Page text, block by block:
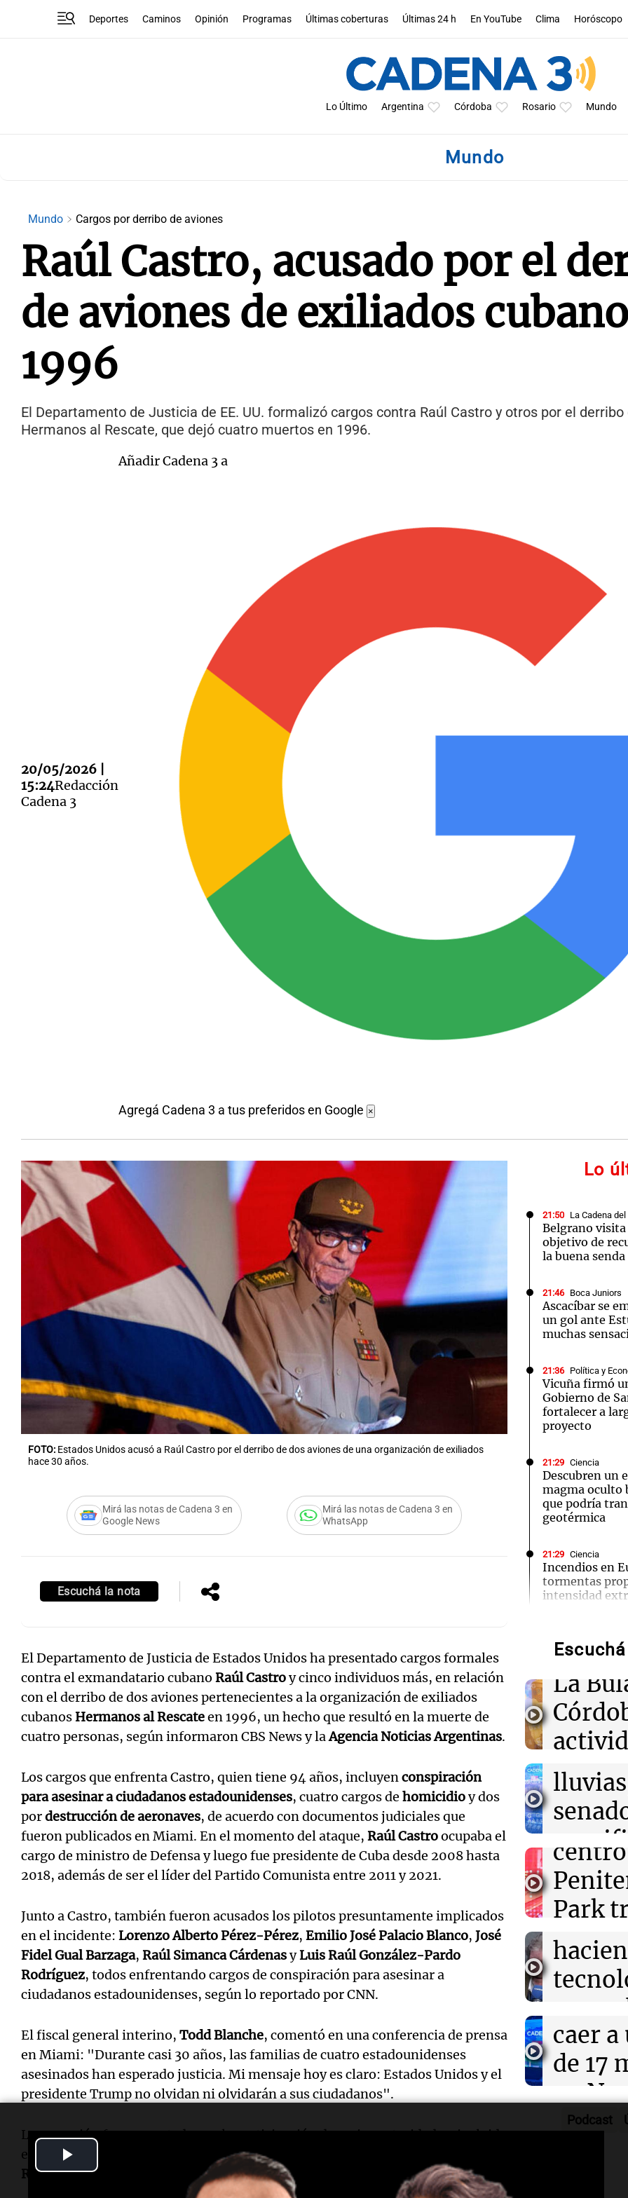
Deportes Caminos Opinión Programas Últimas coberturas Últimas 24 h En YouTube Clima Horóscopo
Lo Último Argentina Córdoba Rosario Mundo
Mundo
Mundo Cargos por derribo de aviones
Raúl Castro, acusado por el
de aviones de exiliados
1996
El Departamento de Justicia de EE. UU. formalizó cargos contra Raúl Castro y otros por el derribo
Hermanos al Rescate, que dejó cuatro muertos en 1996.
20/05/2026 |
15:24Redacción
Cadena 3
Añadir Cadena 3 a
Agregá Cadena 3 a tus preferidos en Google ×
FOTO: Estados Unidos acusó a Raúl Castro por el derribo de dos aviones de una organización de exiliados
hace 30 años.
Mirá las notas de Cadena 3 en
Google News
Mirá las notas de Cadena 3 en
WhatsApp
Escuchá la nota
El Departamento de Justicia de Estados Unidos ha presentado cargos formales
contra el exmandatario cubano Raúl Castroy cinco individuos más, en relación
con el derribo de dos aviones pertenecientes a la organización de exiliados
cubanosHermanos al Rescateen 1996, un hecho que resultó en la muerte de
cuatro personas, según informaron CBS News y laAgencia Noticias Argentinas.
Los cargos que enfrenta Castro, quien tiene 94 años, incluyenconspiración
para asesinar a ciudadanos estadounidenses, cuatro cargos de homicidioy dos
pordestrucción de aeronaves, de acuerdo con documentos judiciales que
fueron publicados en Miami. En el momento del ataque, Raúl Castroocupaba el
cargo de ministro de Defensa y luego fue presidente de Cuba desde 2008 hasta
2018, además de ser el líder del Partido Comunista entre 2011 y 2021.
Junto a Castro, también fueron acusados los pilotos presuntamente implicados
en el incidente: Lorenzo Alberto Pérez-Pérez, Emilio José Palacio Blanco, José
Fidel Gual Barzaga, Raúl Simanca CárdenasyLuis Raúl González-Pardo
Rodríguez, todos enfrentando cargos de conspiración para asesinar a
ciudadanos estadounidenses, según lo reportado por CNN.
El fiscal general interino, Todd Blanche, comentó en una conferencia de prensa
en Miami: "Durante casi 30 años, las familias de cuatro estadounidenses
asesinados han esperado justicia. Mi mensaje hoy es claro: Estados Unidos y el
presidente Trump no olvidan ni olvidarán a sus ciudadanos".
La acusación fue presentada con la participación de varias autoridades, incluido
el fiscal federal
Jason A. Reding Quiñones
Raia, la senadora Ashley Moody y el fiscal general de Florida, James Uthmeier
Lo
21:50 La Cadena del
Belgrano
objetivo de
la buena senda
21:46 Boca Juniors
Ascacíbar se
un gol ante
muchas
21:36 Política y
Vicuña firmó
Gobierno de
fortalecer a
proyecto
21:29 Ciencia
Descubren un
magma oculto
que podría
geotérmica
21:29 Ciencia
Incendios en
tormentas
intensidad
La
despedida de
21:02 Mundo
Hutíes
misil a buque
Adén
21:00 Política y
General
suspensiones
retomará la
Quiniela
números
miércoles 5 de
Audio.
para
La
Panorama
Episodios
de
Panorama
Episodios
Audio.
Park
años
por
nieve
Episodios
Audio.
Pedro
La
Episodios
Audio.
caer a
de 17
en
del
el
Audio.
Podcast
Notas
Mundial 2026 La Sole en Cadena 3 Cadena 3